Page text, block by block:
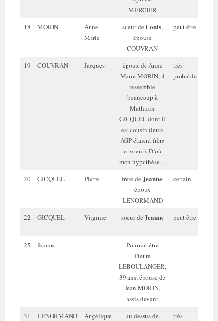
MERCIER
18 MORIN
Anne
Marie
soeur deLouis,
épouse
COUVRAN
peut être
19 COUVRAN Jacques
époux de Anne
Marie MORIN, il
ressemble
beaucoup à
Mathurin
GICQUEL dont il
est cousin (leurs
AGP étaient frère
et soeur). D’où
mon hypothèse…
très
probable
20 GICQUEL Pierre frère de Jeanne,
époux
LENORMAND
certain
22 GICQUEL Virginie soeur de Jeanne peut être
25
femme
Pourrait être
Fleure
LEBOULANGER,
39 ans, épouse de
Jean MORIN,
assis devant
31
LENORMAND Angélique
au dessus de
très